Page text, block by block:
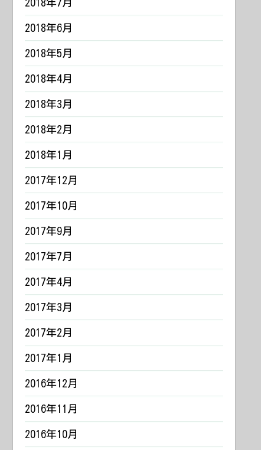
2018年7月
2018年6月
2018年5月
2018年4月
2018年3月
2018年2月
2018年1月
2017年12月
2017年10月
2017年9月
2017年7月
2017年4月
2017年3月
2017年2月
2017年1月
2016年12月
2016年11月
2016年10月